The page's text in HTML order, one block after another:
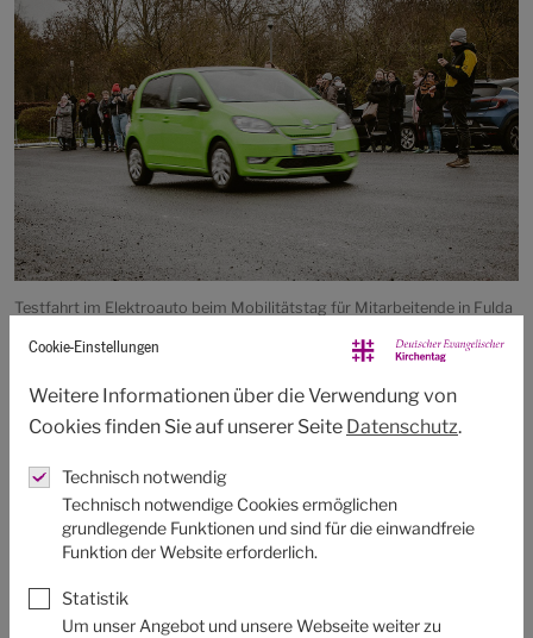
Testfahrt im Elektroauto beim Mobilitätstag für Mitarbeitende in Fulda
Jahr konnten hauptamtliche Mitarbeiter:innen
nachhaltige Fahrzeuge (darunter mehrere Lastenräder
und Pedelecs, sowie ein E-Roller und ein E-Auto) testen
und mit Prof. Dr.-Ing. Helmut Holzapfel vom Zentrum für
Mobilitätskultur Kassel über die Mobilitätswende
diskutieren. Für die Ehrenamtlichen, die während des
Kirchentages die Bereiche Verpflegung, Lager,
Fahrbereitschaft und Fahrradkuriere organisieren, folgte
Cookie-Einstellungen
Weitere Informationen über die Verwendung von
Cookies finden Sie auf unserer Seite Datenschutz.
Technisch notwendig
Technisch notwendige Cookies ermöglichen
grundlegende Funktionen und sind für die einwandfreie
Funktion der Website erforderlich.
Statistik
Um unser Angebot und unsere Webseite weiter zu